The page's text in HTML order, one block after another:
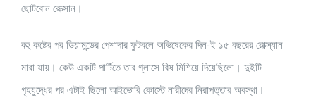
ছোটবোন রোক্সান।
বহু কষ্টের পর ডিয়ামন্ডের পেশাদার ফুটবলে অভিষেকের দিন-ই ১৫ বছরের রোক্স্যান
মারা যায়। কেউ একটি পার্টিতে তার গ্লাসে বিষ মিশিয়ে দিয়েছিলো। দুইটি
গৃহযুদ্ধের পর এটাই ছিলো আইভোরি কোস্টে নারীদের নিরাপত্তার অবস্থা।